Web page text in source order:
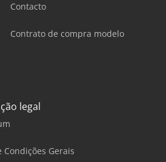
Contacto
Contrato de compra modelo
legal
Condições Gerais